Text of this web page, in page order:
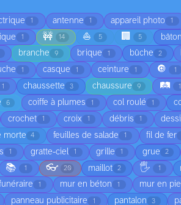
1 antenne 1 appareil photo 1
1 🚧 14 ⛵ 5 🏢 5 bâton
branche 9 brique 1 bûche 2
1 casque 1 ceinture 1 🔘 1
1 chaussette 3 chaussure 9 🛤️ 1
6 coiffe à plumes 1 col roulé 1
crochet 1 croix 1 débris 1
morte 4 feuilles de salade 1 fil de fer
1 gratte-ciel 1 grille 1 grue 2
📚 1 👓 20 maillot 2 🖐️ 1
1 mur en béton 1 mur en
panneau publicitaire 1 pantalon 3